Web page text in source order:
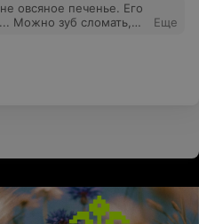
овсяное печенье. Его
Можно зуб сломать,
уже закрыт, не
Еще